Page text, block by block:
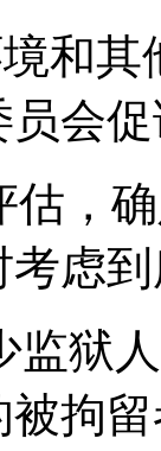
和
会
估，
虑
监狱
被拘